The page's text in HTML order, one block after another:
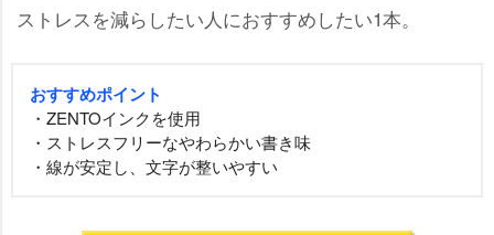
ストレスを減らしたい人におすすめしたい1本。
おすすめポイント
・ZENTOインクを使用
・ストレスフリーなやわらかい書き味
・線が安定し、文字が整いやすい